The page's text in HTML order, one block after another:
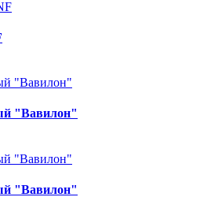
"Вавилон"
"Вавилон"